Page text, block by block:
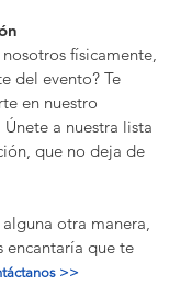
físicamente,
del evento? Te
en nuestro
a nuestra lista
que no deja de
otra manera,
encantaría que te
>>